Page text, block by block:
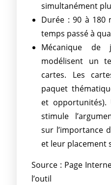
simultanément
Durée : 90 à 180
temps passé à
Mécanique
modélisent un
cartes. Les
paquet
et opportunités).
stimule
sur l’importance
et leur placement
Source : Page
l’outil